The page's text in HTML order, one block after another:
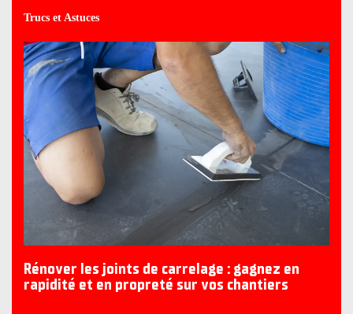
Trucs et Astuces
Rénover les joints de carrelage : gagnez en
rapidité et en propreté sur vos chantiers